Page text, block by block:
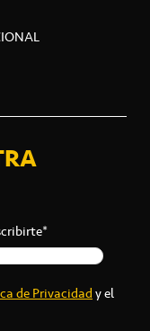
de Privacidady el